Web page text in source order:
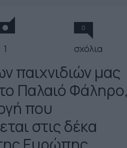
1
0
σχόλια
παιχνιδιών μας
Παλαιό Φάληρο,
που
στις δέκα